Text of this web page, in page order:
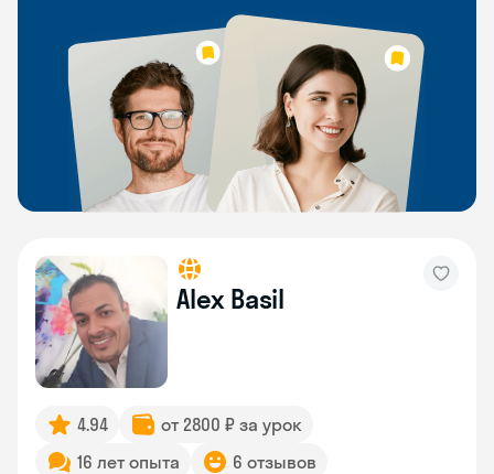
Alex Basil
4.94
от 2800 ₽ за урок
16 лет опыта
6 отзывов